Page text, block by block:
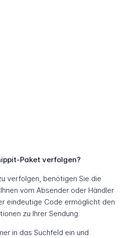
Paket verfolgen?
verfolgen, benötigen Sie die
vom Absender oder Händler
eindeutige Code ermöglicht den
zu Ihrer Sendung.
in das Suchfeld ein und